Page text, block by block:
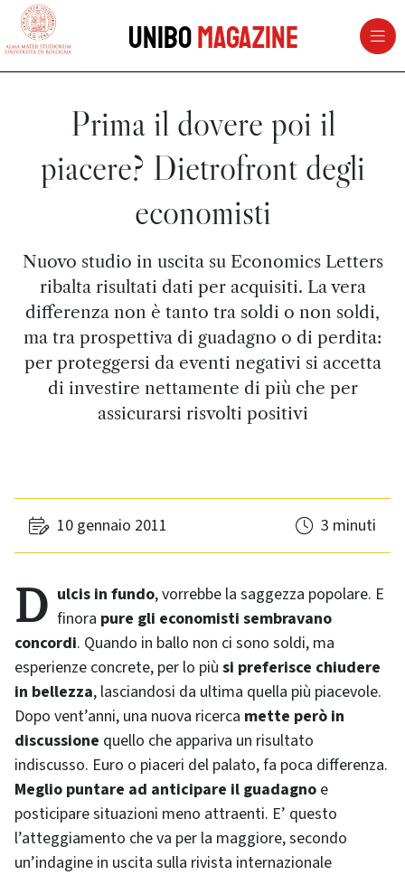
vai al contenuto della pagina
UniboMagazine
Prima il dovere poi il
piacere? Dietrofront degli
economisti
Nuovo studio in uscita su Economics Letters
ribalta risultati dati per acquisiti. La vera
differenza non è tanto tra soldi o non soldi,
ma tra prospettiva di guadagno o di perdita:
per proteggersi da eventi negativi si accetta
di investire nettamente di più che per
assicurarsi risvolti positivi
10 gennaio 2011 3 minuti
Dulcis in fundo, vorrebbe la saggezza popolare. E
finora pure gli economisti sembravano
concordi. Quando in ballo non ci sono soldi, ma
esperienze concrete, per lo più si preferisce chiudere
in bellezza, lasciandosi da ultima quella più piacevole.
Dopo vent’anni, una nuova ricerca mette però in
discussione quello che appariva un risultato
indiscusso. Euro o piaceri del palato, fa poca differenza.
Meglio puntare ad anticipare il guadagno e
posticipare situazioni meno attraenti. E’ questo
l’atteggiamento che va per la maggiore, secondo
un’indagine in uscita sulla rivista internazionale